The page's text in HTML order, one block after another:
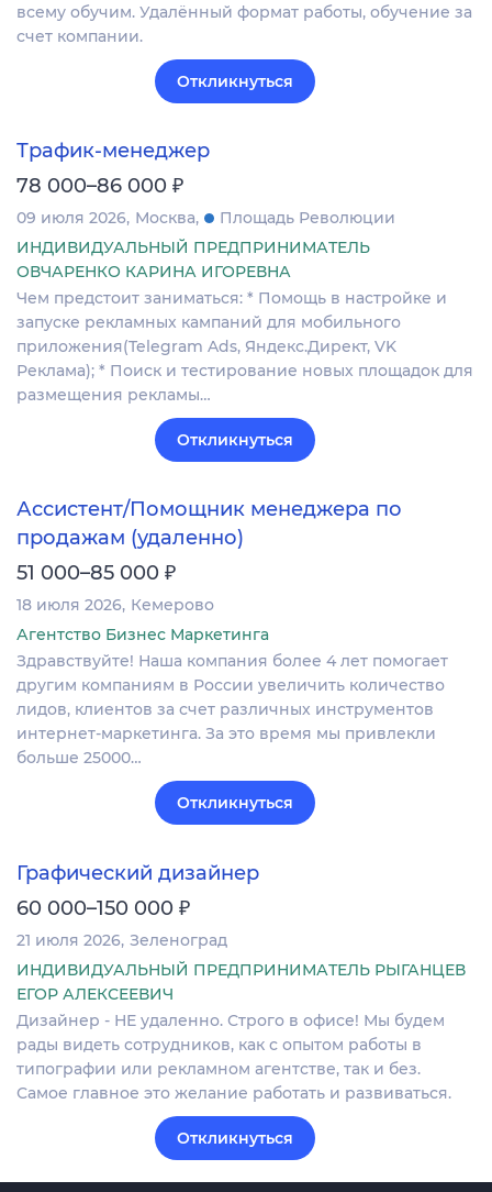
всему обучим. Удалённый формат работы, обучение за
счет компании.
Откликнуться
Трафик-менеджер
78 000–86 000 ₽
09 июля 2026 Москва
Площадь Революции
ИНДИВИДУАЛЬНЫЙ ПРЕДПРИНИМАТЕЛЬ
ОВЧАРЕНКО КАРИНА ИГОРЕВНА
Чем предстоит заниматься: * Помощь в настройке и
запуске рекламных кампаний для мобильного
приложения(Telegram Ads, Яндекс.Директ, VK
Реклама); * Поиск и тестирование новых площадок для
размещения рекламы…
Откликнуться
Ассистент/Помощник менеджера по
продажам (удаленно)
51 000–85 000 ₽
18 июля 2026 Кемерово
Агентство Бизнес Маркетинга
Здравствуйте! Наша компания более 4 лет помогает
другим компаниям в России увеличить количество
лидов, клиентов за счет различных инструментов
интернет-маркетинга. За это время мы привлекли
больше 25000…
Откликнуться
Графический дизайнер
60 000–150 000 ₽
21 июля 2026 Зеленоград
ИНДИВИДУАЛЬНЫЙ ПРЕДПРИНИМАТЕЛЬ РЫГАНЦЕВ
ЕГОР АЛЕКСЕЕВИЧ
Дизайнер - НЕ удаленно. Строго в офисе! Мы будем
рады видеть сотрудников, как с опытом работы в
типографии или рекламном агентстве, так и без.
Самое главное это желание работать и развиваться.
Откликнуться